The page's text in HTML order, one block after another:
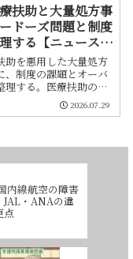
扶助と大量処方事
ドーズ問題と制度
する【ニュース紹
助を悪用した大量処方
、制度の課題とオーバ
理する。医療扶助の意
性、ODの背景について
2026.07.29
内線航空の障害
・ANAの違
点